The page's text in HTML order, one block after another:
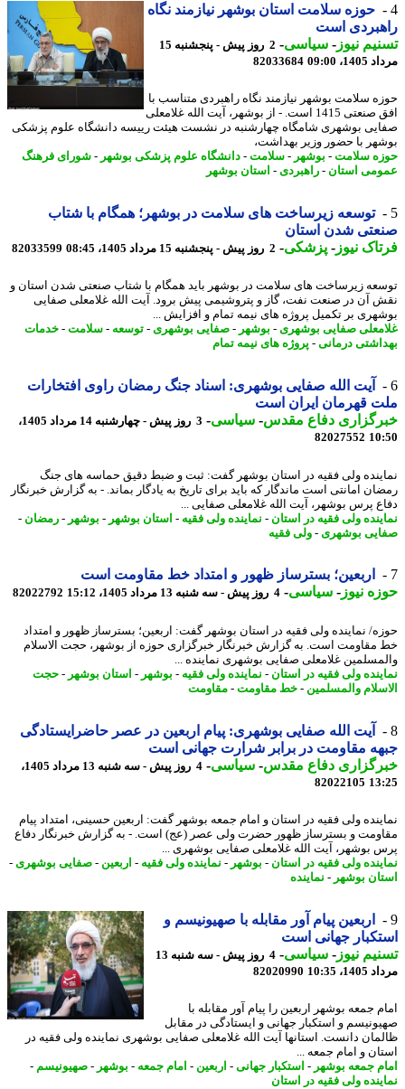
حوزه سلامت استان بوشهر نیازمند نگاه
است
نیوز-سیاسی-
2 روز پیش - پنجشنبه 15
09:00
82033684
سلامت بوشهر نیازمند نگاه راهبردی متناسب با
افق صنعتی 1415 است. - از بوشهر، آیت الله غلامعلی
بوشهری شامگاه چهارشنبه در نشست هیئت رییسه دانشگاه علوم پزشکی
با حضور وزیر بهداشت،
سلامت-بوشهر-سلامت-دانشگاه علوم پزشکی بوشهر-شورای فرهنگ
استان-راهبردی-استان بوشهر
توسعه زیرساخت های سلامت در بوشهر؛ همگام با شتاب
شدن استان
نیوز-پزشکی-2 روز پیش - پنجشنبه 15 مرداد 1405، 08:45 82033599
زیرساخت های سلامت در بوشهر باید همگام با شتاب صنعتی شدن استان و
آن در صنعت نفت، گاز و پتروشیمی پیش برود. آیت الله غلامعلی صفایی
بر تکمیل پروژه های نیمه تمام و افزایش ...
صفایی بوشهری- بوشهر-صفایی بوشهری- توسعه-سلامت-خدمات
درمانی-پروژه های نیمه تمام
آیت الله صفایی بوشهری: اسناد جنگ رمضان راوی افتخارات
قهرمان ایران است
دفاع مقدس-سیاسی-
3 روز پیش - چهارشنبه 14 مرداد 1405،
82027552
ولی فقیه در استان بوشهر گفت: ثبت و ضبط دقیق حماسه های جنگ
امانتی است ماندگار که باید برای تاریخ به یادگار بماند. - به گزارش خبرنگار
پرس بوشهر، آیت الله غلامعلی صفایی ...
ولی فقیه در استان-نماینده ولی فقیه -استان بوشهر-بوشهر-رمضان-
بوشهری- ولی فقیه
اربعین؛ بسترساز ظهور و امتداد خط مقاومت است
نیوز-سیاسی-4 روز پیش - سه شنبه 13 مرداد 1405، 15:12 82022792
نماینده ولی فقیه در استان بوشهر گفت: اربعین؛ بسترساز ظهور و امتداد
است. به گزارش خبرنگار خبرگزاری حوزه از بوشهر، حجت الاسلام
غلامعلی صفایی بوشهری نماینده ...
ولی فقیه در استان-نماینده ولی فقیه -بوشهر-استان بوشهر-حجت
والمسلمین-خط مقاومت-مقاومت
آیت الله صفایی بوشهری: پیام اربعین در عصر حاضرایستادگی
مقاومت در برابر شرارت جهانی است
دفاع مقدس-سیاسی-
4 روز پیش - سه شنبه 13 مرداد 1405،
82022105
ولی فقیه در استان و امام جمعه بوشهر گفت: اربعین حسینی، امتداد پیام
و بسترساز ظهور حضرت ولی عصر (عج) است. - به گزارش خبرنگار دفاع
بوشهر، آیت الله غلامعلی صفایی بوشهری ...
ولی فقیه در استان-بوشهر-نماینده ولی فقیه -اربعین -صفایی بوشهری-
بوشهر-نماینده
اربعین پیام آور مقابله با صهیونیسم و
جهانی است
نیوز-سیاسی-
4 روز پیش - سه شنبه 13
10:35
82020990
جمعه بوشهر اربعین را پیام آور مقابله با
و استکبار جهانی و ایستادگی در مقابل
دانست. استانها آیت الله غلامعلی صفایی بوشهری نماینده ولی فقیه در
و امام جمعه ...
جمعه بوشهر-استکبار جهانی-اربعین -امام جمعه-بوشهر-صهیونیسم-
ولی فقیه در استان